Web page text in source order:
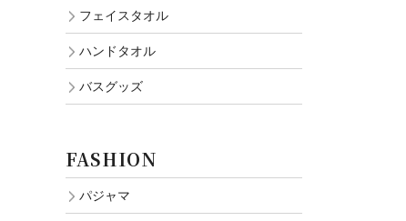
フェイスタオル
ハンドタオル
バスグッズ
FASHION
パジャマ